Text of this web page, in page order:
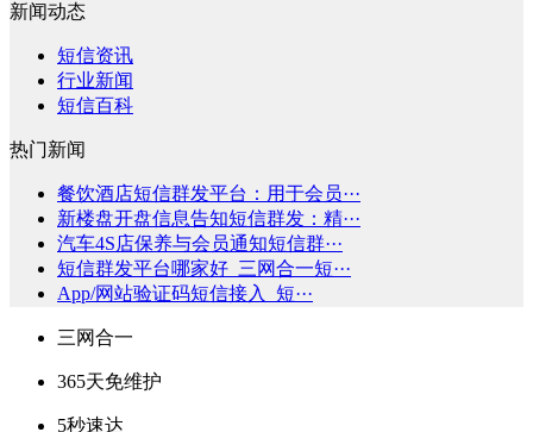
新闻动态
短信资讯
行业新闻
短信百科
热门新闻
餐饮酒店短信群发平台：用于会员···
新楼盘开盘信息告知短信群发：精···
汽车4S店保养与会员通知短信群···
短信群发平台哪家好_三网合一短···
App/网站验证码短信接入_短···
三网合一
365天免维护
5秒速达